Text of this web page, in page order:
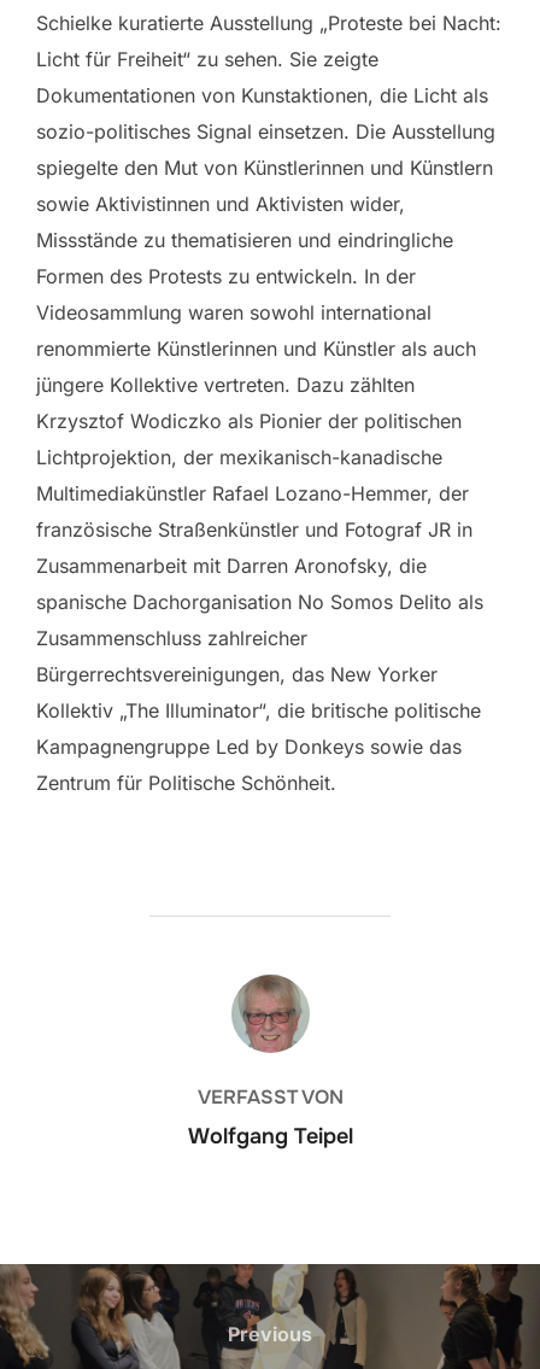
Schielke kuratierte Ausstellung „Proteste bei Nacht:
Licht für Freiheit“ zu sehen. Sie zeigte
Dokumentationen von Kunstaktionen, die Licht als
sozio-politisches Signal einsetzen. Die Ausstellung
spiegelte den Mut von Künstlerinnen und Künstlern
sowie Aktivistinnen und Aktivisten wider,
Missstände zu thematisieren und eindringliche
Formen des Protests zu entwickeln. In der
Videosammlung waren sowohl international
renommierte Künstlerinnen und Künstler als auch
jüngere Kollektive vertreten. Dazu zählten
Krzysztof Wodiczko als Pionier der politischen
Lichtprojektion, der mexikanisch-kanadische
Multimediakünstler Rafael Lozano-Hemmer, der
französische Straßenkünstler und Fotograf JR in
Zusammenarbeit mit Darren Aronofsky, die
spanische Dachorganisation No Somos Delito als
Zusammenschluss zahlreicher
Bürgerrechtsvereinigungen, das New Yorker
Kollektiv „The Illuminator“, die britische politische
Kampagnengruppe Led by Donkeys sowie das
Zentrum für Politische Schönheit.
BEITRAGSAUTOR
VERFASST VON
Wolfgang Teipel
Beitrags-
Previous
Previous